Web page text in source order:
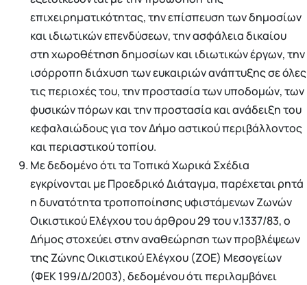
επιχειρηματικότητας, την επίσπευση των δημοσίων
και ιδιωτικών επενδύσεων, την ασφάλεια δικαίου
στη χωροθέτηση δημοσίων και ιδιωτικών έργων, την
ισόρροπη διάχυση των ευκαιριών ανάπτυξης σε όλες
τις περιοχές του, την προστασία των υποδομών, των
φυσικών πόρων και την προστασία και ανάδειξη του
κεφαλαιώδους για τον Δήμο αστικού περιβάλλοντος
και περιαστικού τοπίου.
Με δεδομένο ότι τα Τοπικά Χωρικά Σχέδια
εγκρίνονται με Προεδρικό Διάταγμα, παρέχεται ρητά
η δυνατότητα τροποποίησης υφιστάμενων Ζωνών
Οικιστικού Ελέγχου του άρθρου 29 του ν.1337/83, ο
Δήμος στοχεύει στην αναθεώρηση των προβλέψεων
της Ζώνης Οικιστικού Ελέγχου (ΖΟΕ) Μεσογείων
(ΦΕΚ 199/Δ/2003), δεδομένου ότι περιλαμβάνει